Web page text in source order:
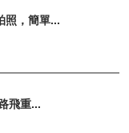
照，簡單...
飛重...